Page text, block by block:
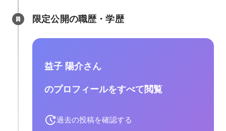
限定公開の職歴・学歴
益子 陽介さん
のプロフィールをすべて閲覧
過去の投稿を確認する